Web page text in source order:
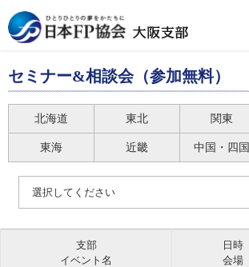
セミナー&相談会（参加無料）
北海道 東北 関東
東海 近畿 中国・四国
選択してください
支部
イベント名
日時
会場